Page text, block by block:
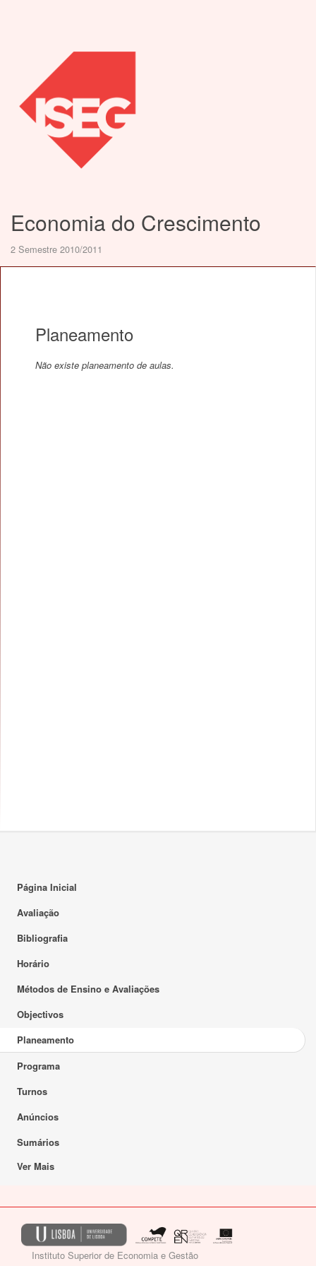
Economia do Crescimento
2 Semestre 2010/2011
Planeamento
Não existe planeamento de aulas.
Página Inicial
Avaliação
Bibliografia
Horário
Métodos de Ensino e Avaliações
Objectivos
Planeamento
Programa
Turnos
Anúncios
Sumários
Ver Mais
Instituto Superior de Economia e Gestão